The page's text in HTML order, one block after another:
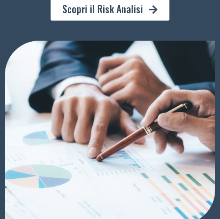
Scopri il Risk Analisi